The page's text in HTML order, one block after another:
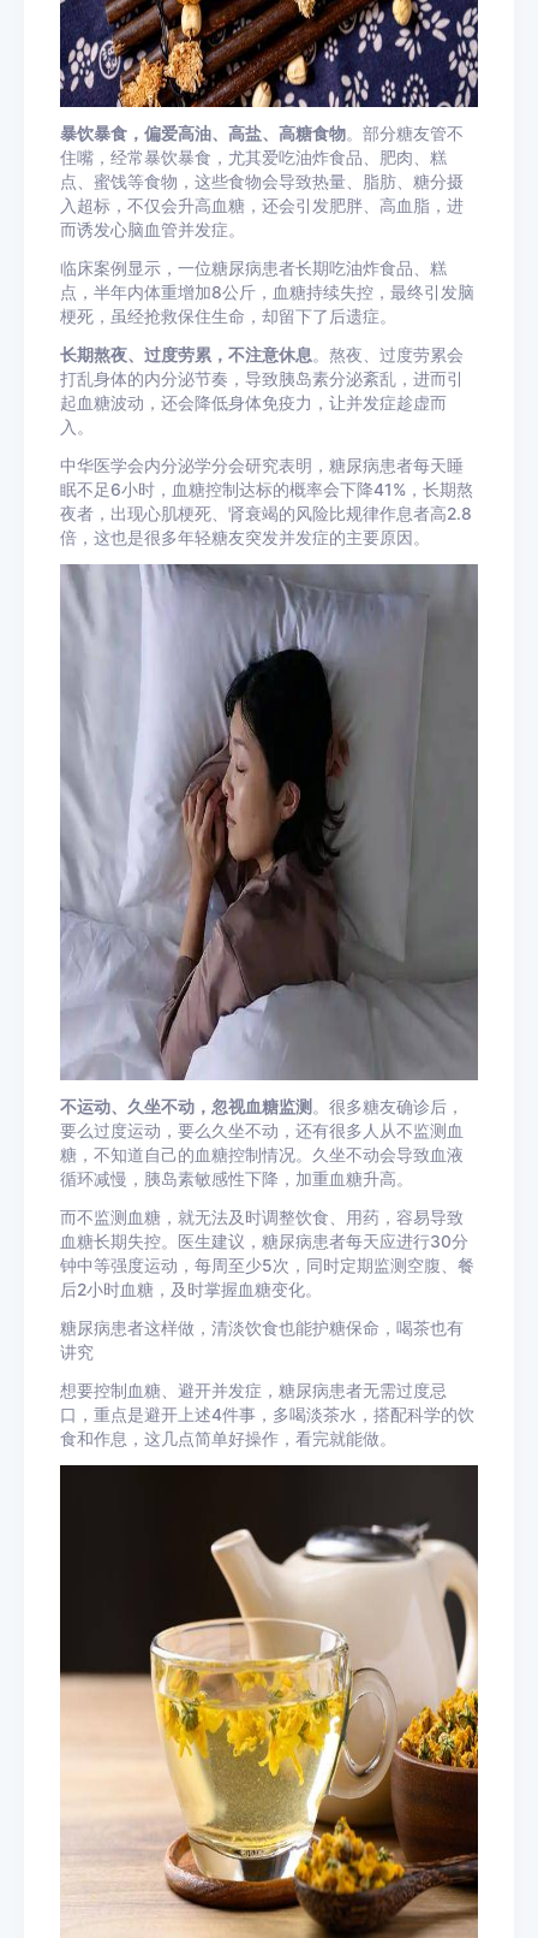
暴饮暴食，偏爱高油、高盐、高糖食物。部分糖友管不
住嘴，经常暴饮暴食，尤其爱吃油炸食品、肥肉、糕
点、蜜饯等食物，这些食物会导致热量、脂肪、糖分摄
入超标，不仅会升高血糖，还会引发肥胖、 高血脂 ，进
而诱发心脑血管并发症。
临床案例显示，一位糖尿病患者长期吃油炸食品、糕
点，半年内体重增加8公斤，血糖持续失控，最终引发脑
梗死 ，虽经抢救保住生命，却留下了后遗症。
长期熬夜、过度劳累，不注意休息。熬夜、过度劳累会
打乱身体的内分泌节奏，导致胰岛素分泌紊乱，进而引
起血糖波动，还会降低身体免疫力，让并发症趁虚而
入。
中华医学会内分泌学分会研究表明，糖尿病患者每天睡
眠不足6小时，血糖控制达标的概率会下降41%，长期熬
夜者，出现心肌梗死 肾衰竭的风险比规律作息者高2.8
倍，这也是很多年轻糖友突发并发症的主要原因。
不运动、久坐不动，忽视血糖监测 。很多糖友确诊后，
要么过度运动，要么久坐不动，还有很多人从不监测血
糖，不知道自己的血糖控制情况。久坐不动会导致血液
循环减慢，胰岛素敏感性下降，加重血糖升高。
而不监测血糖，就无法及时调整饮食、用药，容易导致
血糖长期失控。医生建议，糖尿病患者每天应进行30分
钟中等强度运动，每周至少5次，同时定期监测空腹、 餐
后2小时血糖 ，及时掌握血糖变化。
糖尿病患者这样做，清淡饮食也能护糖保命，喝茶也有
讲究
想要控制血糖、避开并发症，糖尿病患者无需过度忌
口，重点是避开上述4件事，多喝淡茶水，搭配科学的饮
食和作息，这几点简单好操作，看完就能做。